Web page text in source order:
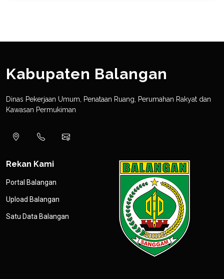
Kabupaten Balangan
Dinas Pekerjaan Umum, Penataan Ruang, Perumahan Rakyat dan
Kawasan Permukiman
Rekan Kami
Portal Balangan
Upload Balangan
Satu Data Balangan